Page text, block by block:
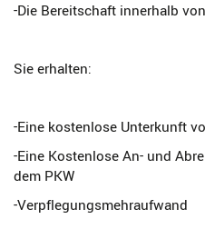
-Die Bereitschaft innerhalb
Sie erhalten:
-Eine kostenlose Unterkunft
-Eine Kostenlose An- und
dem PKW
-Verpflegungsmehraufwand